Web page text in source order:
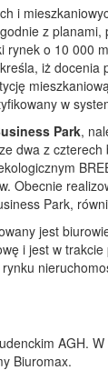
i
z planami,
o 10 000
iż
w
Park,
dwa z
Obecnie
Park,
jest
i jest w
AGH.
Biuromax.